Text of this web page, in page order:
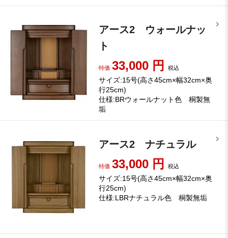
アース2 ウォールナッ
ト
特価 33,000 円税込
サイズ:15号(高さ45cm×幅32cm×奥
行25cm)
仕様:BRウォールナット色 桐製無
垢
アース2 ナチュラル
特価 33,000 円税込
サイズ:15号(高さ45cm×幅32cm×奥
行25cm)
仕様:LBRナチュラル色 桐製無垢